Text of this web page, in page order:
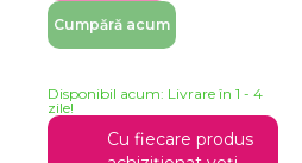
Cumpără acum
Disponibil acum: Livrare în 1 - 4
zile!
Cu fiecare produs